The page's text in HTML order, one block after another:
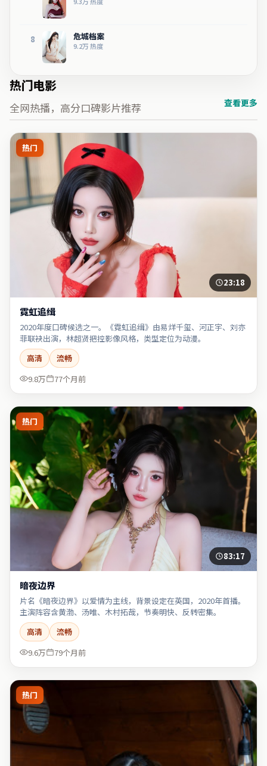
8 危城档案
9.2万热度
热门电影
全网热播，高分口碑影片推荐 查看更多
热门
23:18
霓虹追缉
2020年度口碑候选之一。《霓虹追缉》由易烊千玺、河正宇、刘亦
菲联袂出演，林超贤把控影像风格，类型定位为动漫。
高清
流畅
9.8万
77个月前
热门
83:17
暗夜边界
片名《暗夜边界》以爱情为主线，背景设定在英国，2020年首播。
主演阵容含黄渤、汤唯、木村拓哉，节奏明快、反转密集。
高清
流畅
9.6万
79个月前
热门